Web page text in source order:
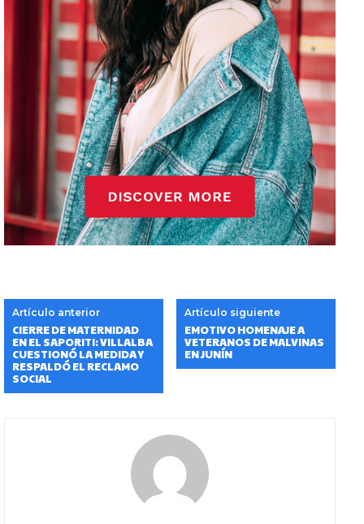
Artículo anterior
CIERRE DE MATERNIDAD
EN EL SAPORITI: VILLALBA
CUESTIONÓ LA MEDIDA Y
RESPALDÓ EL RECLAMO
SOCIAL
Artículo siguiente
EMOTIVO HOMENAJE A
VETERANOS DE MALVINAS
EN JUNÍN